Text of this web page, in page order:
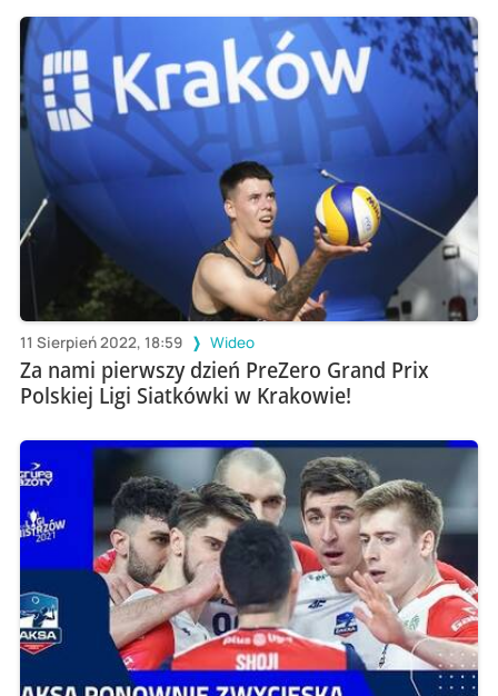
11 Sierpień 2022, 18:59 Wideo
Za nami pierwszy dzień PreZero Grand Prix
Polskiej Ligi Siatkówki w Krakowie!